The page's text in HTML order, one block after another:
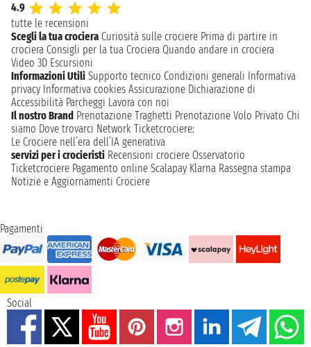
4.9
tutte le recensioni
Scegli la tua crociera Curiosità sulle crociere Prima di partire in
crociera Consigli per la tua Crociera Quando andare in crociera
Video 3D Escursioni
Informazioni Utili Supporto tecnico Condizioni generali Informativa
privacy Informativa cookies Assicurazione Dichiarazione di
Accessibilità Parcheggi Lavora con noi
Il nostro Brand Prenotazione Traghetti Prenotazione Volo Privato Chi
siamo Dove trovarci Network Ticketcrociere:
Le Crociere nell’era dell’IA generativa
servizi per i crocieristi Recensioni crociere Osservatorio
Ticketcrociere Pagamento online Scalapay Klarna Rassegna stampa
Notizie e Aggiornamenti Crociere
Pagamenti
Social